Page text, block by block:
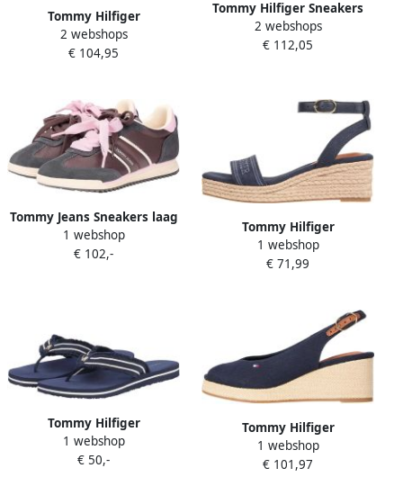
Tommy Hilfiger
Plateausneakers VULC
SNEAKER LINNEN met
schoen veterschoen
2 webshops
€ 104,95
Tommy Hilfiger Sneakers
CORPORATE TOMMY
CUPSOLE met zijstrepen
2 webshops
€ 112,05
Tommy Jeans Sneakers laag
marine donkerbruin rosé
offwhite
1 webshop
€ 102,-
Tommy Hilfiger
Sleehaksandaaltjes ESPAD
MID WEDGE bandjessandaal
1 webshop
€ 71,99
Tommy Hilfiger
Teenslippers TH WEBBING
BEACH SANDAL dianette
1 webshop
€ 50,-
Tommy Hilfiger
Sleehaksandaaltjes FLAG
MID WEDGE ESPAD
1 webshop
€ 101,97